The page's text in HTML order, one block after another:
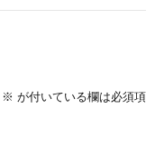
※ が付いている欄は必須項